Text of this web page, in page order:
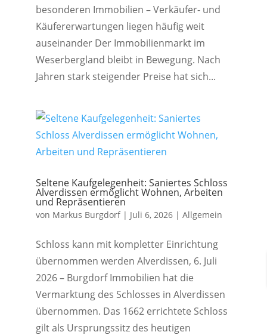
besonderen Immobilien – Verkäufer- und
Käufererwartungen liegen häufig weit
auseinander Der Immobilienmarkt im
Weserbergland bleibt in Bewegung. Nach
Jahren stark steigender Preise hat sich...
Seltene Kaufgelegenheit: Saniertes Schloss
Alverdissen ermöglicht Wohnen, Arbeiten
und Repräsentieren
von Markus Burgdorf| Juli 6, 2026| Allgemein
Schloss kann mit kompletter Einrichtung
übernommen werden Alverdissen, 6. Juli
2026 – Burgdorf Immobilien hat die
Vermarktung des Schlosses in Alverdissen
übernommen. Das 1662 errichtete Schloss
gilt als Ursprungssitz des heutigen